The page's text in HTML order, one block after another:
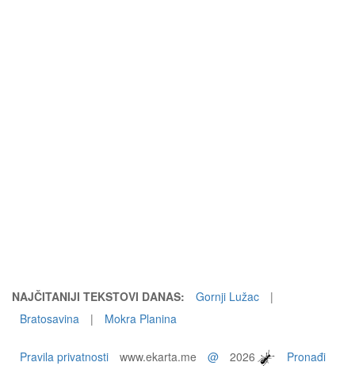
NAJČITANIJI TEKSTOVI DANAS: Gornji Lužac
|
Bratosavina
| Mokra Planina
Pravila privatnosti www.ekarta.me @ 2026
Pronađi